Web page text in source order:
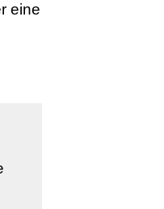
eine